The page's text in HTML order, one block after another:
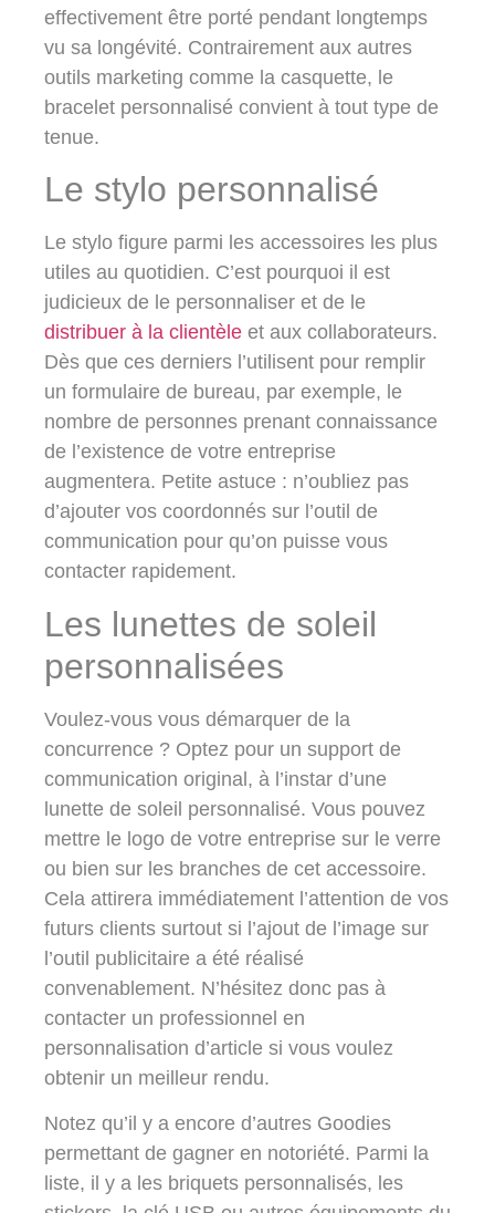
effectivement être porté pendant longtemps
vu sa longévité. Contrairement aux autres
outils marketing comme la casquette, le
bracelet personnalisé convient à tout type de
tenue.
Le stylo personnalisé
Le stylo figure parmi les accessoires les plus
utiles au quotidien. C’est pourquoi il est
judicieux de le personnaliser et de le
distribuer à la clientèle et aux collaborateurs.
Dès que ces derniers l’utilisent pour remplir
un formulaire de bureau, par exemple, le
nombre de personnes prenant connaissance
de l’existence de votre entreprise
augmentera. Petite astuce : n’oubliez pas
d’ajouter vos coordonnés sur l’outil de
communication pour qu’on puisse vous
contacter rapidement.
Les lunettes de soleil
personnalisées
Voulez-vous vous démarquer de la
concurrence ? Optez pour un support de
communication original, à l’instar d’une
lunette de soleil personnalisé. Vous pouvez
mettre le logo de votre entreprise sur le verre
ou bien sur les branches de cet accessoire.
Cela attirera immédiatement l’attention de vos
futurs clients surtout si l’ajout de l’image sur
l’outil publicitaire a été réalisé
convenablement. N’hésitez donc pas à
contacter un professionnel en
personnalisation d’article si vous voulez
obtenir un meilleur rendu.
Notez qu’il y a encore d’autres Goodies
permettant de gagner en notoriété. Parmi la
liste, il y a les briquets personnalisés, les